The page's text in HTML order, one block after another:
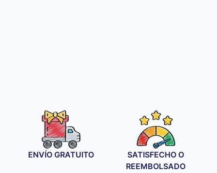
ENVÍO GRATUITO
SATISFECHO O
REEMBOLSADO